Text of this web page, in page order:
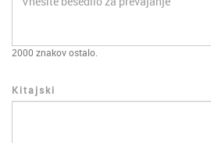
2000 znakov ostalo.
Kitajski